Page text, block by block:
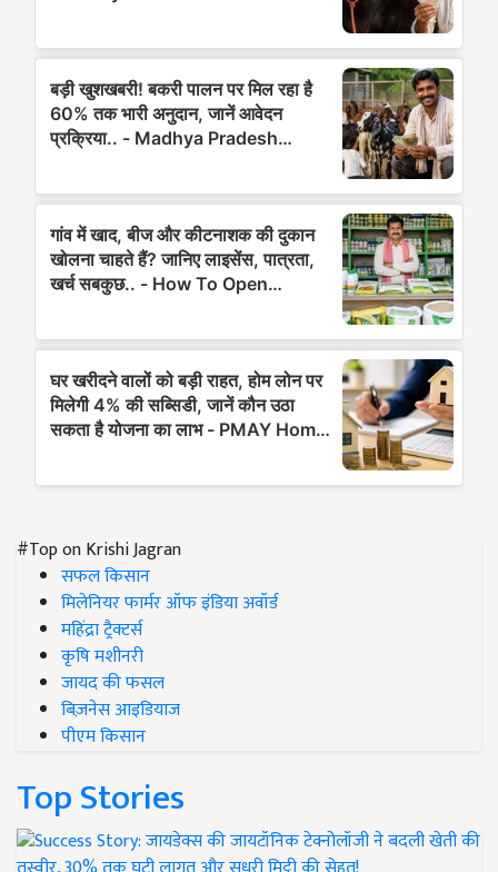
#Top on Krishi Jagran
सफल किसान
मिलेनियर फार्मर ऑफ इंडिया अवॉर्ड
महिंद्रा ट्रैक्टर्स
कृषि मशीनरी
जायद की फसल
बिज़नेस आइडियाज
पीएम किसान
Top Stories